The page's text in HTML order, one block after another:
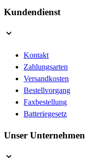
Kundendienst
Kontakt
Zahlungsarten
Versandkosten
Bestellvorgang
Faxbestellung
Batteriegesetz
Unser Unternehmen